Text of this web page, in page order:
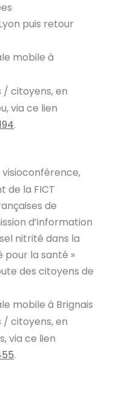
puis retour
mobile à
/ citoyens, en
via ce lien
.
visioconférence,
de la FICT
de
d’information
nitrité dans la
la santé »
des citoyens de
mobile à Brignais
/ citoyens, en
via ce lien
.